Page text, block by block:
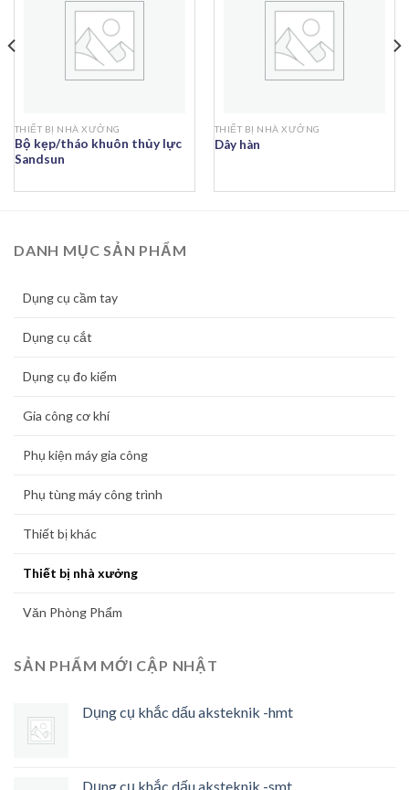
THIẾT BỊ NHÀ XƯỞNG
Bộ kẹp/tháo khuôn thủy lực
Sandsun
THIẾT BỊ NHÀ XƯỞNG
Dây hàn
DANH MỤC SẢN PHẨM
Dụng cụ cầm tay
Dụng cụ cắt
Dụng cụ đo kiểm
Gia công cơ khí
Phụ kiện máy gia công
Phụ tùng máy công trình
Thiết bị khác
Thiết bị nhà xưởng
Văn Phòng Phẩm
SẢN PHẨM MỚI CẬP NHẬT
Dụng cụ khắc dấu aksteknik -hmt
Dụng cụ khắc dấu aksteknik -smt